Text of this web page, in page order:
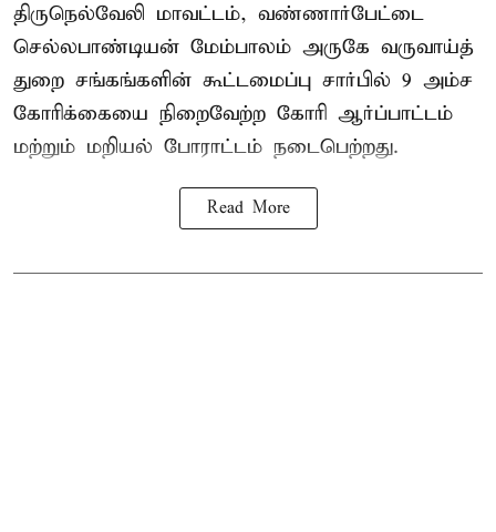
திருநெல்வேலி மாவட்டம், வண்ணார்பேட்டை
செல்லபாண்டியன் மேம்பாலம் அருகே வருவாய்த்
துறை சங்கங்களின் கூட்டமைப்பு சார்பில் 9 அம்ச
கோரிக்கையை நிறைவேற்ற கோரி ஆர்ப்பாட்டம்
மற்றும் மறியல் போராட்டம் நடைபெற்றது.
Read More